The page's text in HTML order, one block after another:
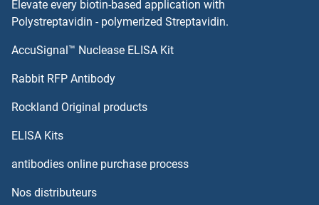
SCAMP3 Anticorps
SCAMP1 Anticorps
SCGB2A1 Anticorps
SCGB3A1 Anticorps
Elevate every biotin-based application with
Polystreptavidin - polymerized Streptavidin.
AccuSignal™ Nuclease ELISA Kit
Rabbit RFP Antibody
Rockland Original products
ELISA Kits
antibodies online purchase process
Nos distributeurs